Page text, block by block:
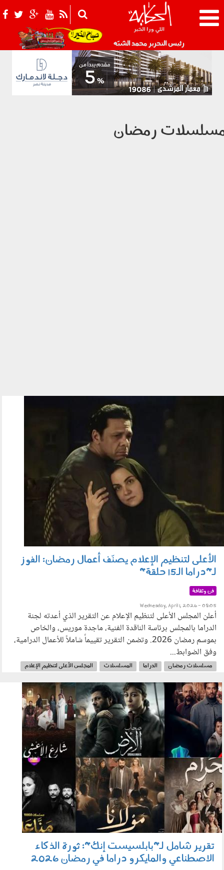
رئيس التحرير محمد الشبّه 021_2.png
رمضان
الأعلى لتنظيم الإعلام يصنّف أعمال رمضان: الفوز
لـ"دراما الـ15 حلقة"
فن وثقافة
Wednesday, April 1, 2026 - 08:05
أعلن المجلس الأعلى لتنظيم الإعلام عن التقرير الذي أعدته لجنة
الدراما بالمجلس برئاسة الناقدة الفنية، ماجدة موريس، والخاص
بموسم رمضان 2026. وتضمن التقرير تقييماً شاملاً للأعمال الدرامية،
وفق الضوابط...
مسلسلات رمضان الدراما المسلسلات المجلس الأعلى لتنظيم الإعلام
270303.jpg
تقرير شامل لـ"بابلسيست إنك": ثورة الذكاء
الاصطناعي والمايكرو دراما في رمضان 2026